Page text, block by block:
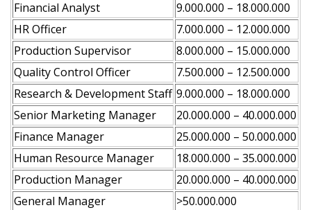
Financial Analyst
9.000.000 – 18.000.000
HR Officer
7.000.000 – 12.000.000
Production Supervisor
8.000.000 – 15.000.000
Quality Control Officer
7.500.000 – 12.500.000
Research & Development Staff 9.000.000 – 18.000.000
Senior Marketing Manager
20.000.000 – 40.000.000
Finance Manager
25.000.000 – 50.000.000
Human Resource Manager
18.000.000 – 35.000.000
Production Manager
20.000.000 – 40.000.000
General Manager
>50.000.000